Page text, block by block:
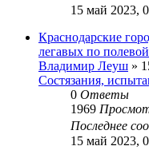
15 май 2023,
Краснодарские
легавых по
Владимир Леуш »
Состязания,
0 Ответы
1969
Последнее
15 май 2023,